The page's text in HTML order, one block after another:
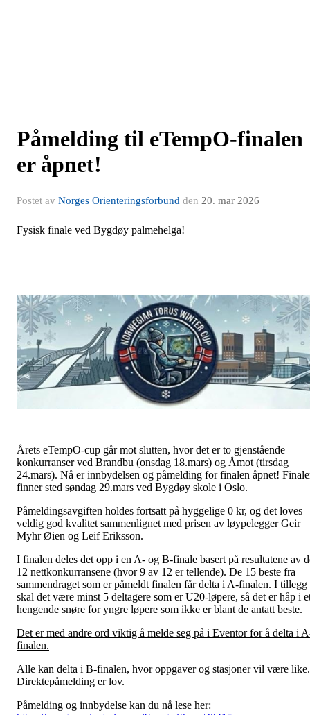
Påmelding til eTempO-finalen
er åpnet!
Postet av Norges Orienteringsforbund den 20. mar 2026
Fysisk finale ved Bygdøy palmehelga!
Årets eTempO-cup går mot slutten, hvor det er to gjenstående
konkurranser ved Brandbu (onsdag 18.mars) og Åmot (tirsdag
24.mars). Nå er innbydelsen og påmelding for finalen åpnet!
finner sted søndag 29.mars ved Bygdøy skole i Oslo.
Påmeldingsavgiften holdes fortsatt på hyggelige 0 kr, og det loves
veldig god kvalitet sammenlignet med prisen av løypelegger Geir
Myhr Øien og Leif Eriksson.
I finalen deles det opp i en A- og B-finale basert på resultatene av
12 nettkonkurransene (hvor 9 av 12 er tellende). De 15 beste fra
sammendraget som er påmeldt finalen får delta i A-finalen. I tillegg
skal det være minst 5 deltagere som er U20-løpere, så det er håp i
hengende snøre for yngre løpere som ikke er blant de antatt beste.
Det er med andre ord viktig å melde seg på i Eventor for å delta i
finalen.
Alle kan delta i B-finalen, hvor oppgaver og stasjoner vil være like.
Direktepåmelding er lov.
Påmelding og innbydelse kan du nå lese her: